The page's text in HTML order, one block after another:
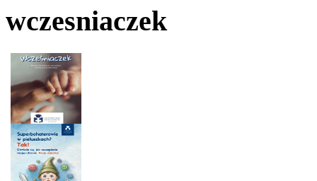
wczesniaczek